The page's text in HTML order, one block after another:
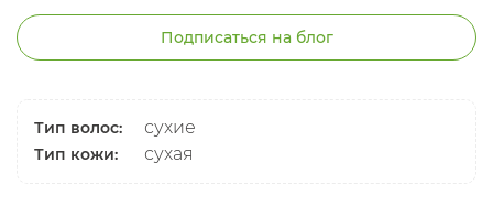
Подписаться на блог
Тип волос: сухие
Тип кожи: сухая